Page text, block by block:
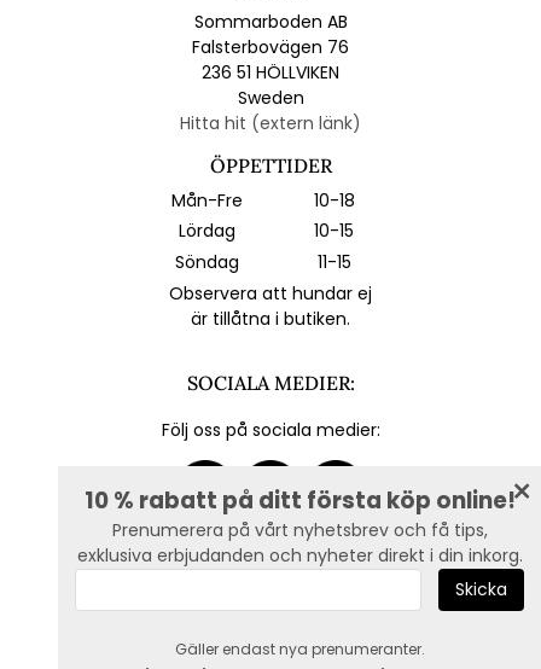
10 % rabatt på ditt första köp online!
Prenumerera på vårt nyhetsbrev och få tips,
exklusiva erbjudanden och nyheter direkt i din inkorg.
Gäller endast nya prenumeranter.
Sommarboden AB
Falsterbovägen 76
236 51 HÖLLVIKEN
Sweden
Hitta hit (extern länk)
ÖPPETTIDER
Mån-Fre
10-18
Lördag
10-15
Söndag
11-15
Observera att hundar ej
är tillåtna i butiken.
SOCIALA MEDIER:
Följ oss på sociala medier: